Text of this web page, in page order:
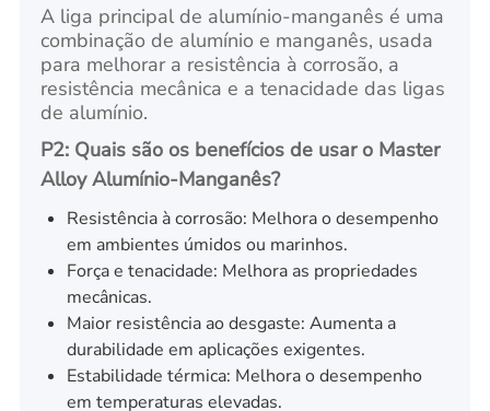
A liga principal de alumínio-manganês é uma
combinação de alumínio e manganês, usada
para melhorar a resistência à corrosão, a
resistência mecânica e a tenacidade das ligas
de alumínio.
P2: Quais são os benefícios de usar o Master
Alloy Alumínio-Manganês?
Resistência à corrosão: Melhora o desempenho
em ambientes úmidos ou marinhos.
Força e tenacidade: Melhora as propriedades
mecânicas.
Maior resistência ao desgaste: Aumenta a
durabilidade em aplicações exigentes.
Estabilidade térmica: Melhora o desempenho
em temperaturas elevadas.